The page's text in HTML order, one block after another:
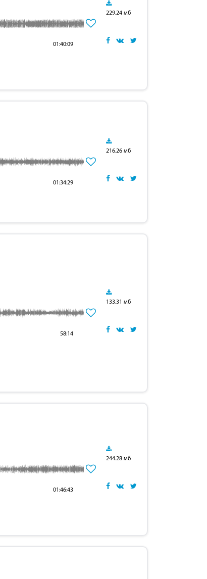
01:40:09
229.24 мб
01:34:29
216.26 мб
58:14
133.31 мб
01:46:43
244.28 мб